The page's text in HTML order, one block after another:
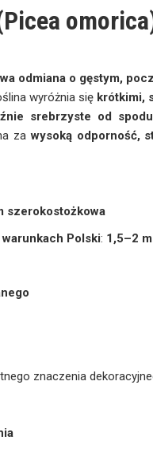
odmiana o gęstym,
wyróżnia się krótkimi,
srebrzyste od spodu
zawysoką odporność,
szerokostożkowa
Polski: 1,5–2 m
znaczenia